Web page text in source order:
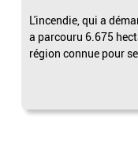
L'incendie, qui a
a parcouru 6.675
région connue pour